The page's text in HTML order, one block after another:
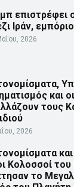
επιστρέφει
Ιράν,
2026
και
τους
2026
Κολοσσοί του
το